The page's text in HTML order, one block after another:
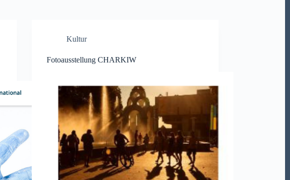
Kultur
Fotoausstellung CHARKIW